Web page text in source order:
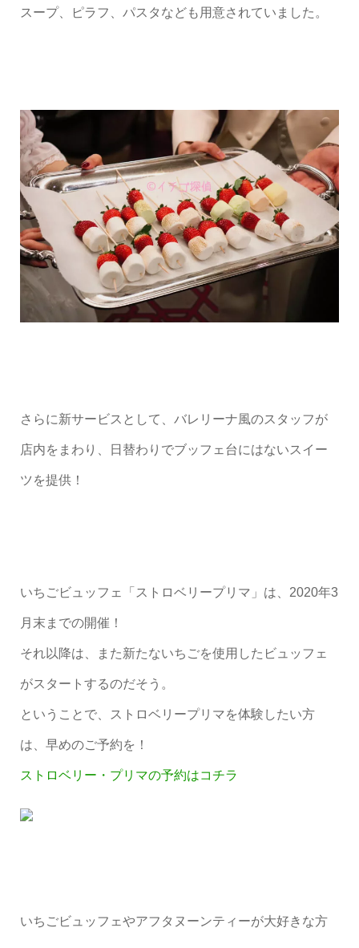
スープ、ピラフ、パスタなども用意されていました。
さらに新サービスとして、バレリーナ風のスタッフが
店内をまわり、日替わりでブッフェ台にはないスイー
ツを提供！
いちごビュッフェ「ストロベリープリマ」は、2020年3
月末までの開催！
それ以降は、また新たないちごを使用したビュッフェ
がスタートするのだそう。
ということで、ストロベリープリマを体験したい方
は、早めのご予約を！
ストロベリー・プリマの予約はコチラ
いちごビュッフェやアフタヌーンティーが大好きな方